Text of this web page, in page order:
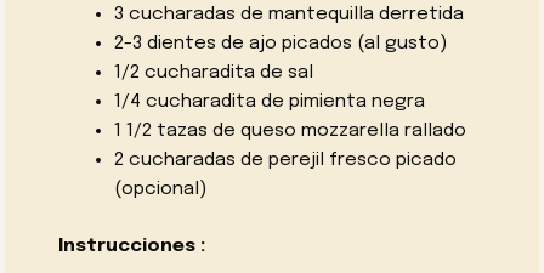
3 cucharadas de mantequilla derretida
2-3 dientes de ajo picados (al gusto)
1/2 cucharadita de sal
1/4 cucharadita de pimienta negra
1 1/2 tazas de queso mozzarella rallado
2 cucharadas de perejil fresco picado
(opcional)
Instrucciones :